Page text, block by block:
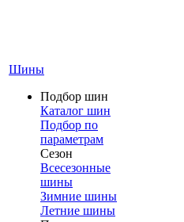
Шины
Подбор шин
Каталог шин
Подбор по
параметрам
Сезон
Всесезонные
шины
Зимние шины
Летние шины